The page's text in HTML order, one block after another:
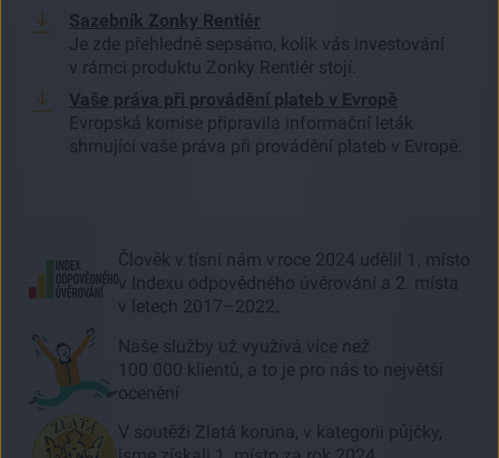
Sazebník Zonky Rentiér
Je zde přehledně sepsáno, kolik vás investování
v rámci produktu Zonky Rentiér stojí.
Vaše práva při provádění plateb v Evropě
Evropská komise připravila informační leták
shrnující vaše práva při provádění plateb v Evropě.
Člověk v tísni nám v roce 2024 udělil 1. místo
v Indexu odpovědného úvěrování a 2. místa
v letech 2017–2022.
Naše služby už využívá více než
100 000 klientů, a to je pro nás to největší
ocenění
V soutěži Zlatá koruna, v kategorii půjčky,